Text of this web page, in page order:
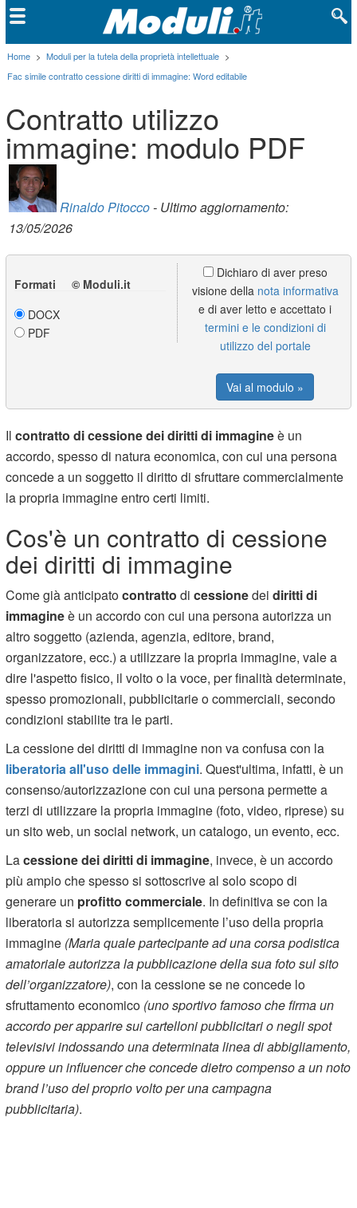
Home > Moduli per la tutela della proprietà intellettuale >
Fac simile contratto cessione diritti di immagine: Word editabile
Contratto utilizzo
immagine: modulo PDF
Rinaldo Pitocco- Ultimo aggiornamento:
13/05/2026
Formati © Moduli.it
DOCX
PDF
Dichiaro di aver preso
visione della nota informativa
e di aver letto e accettato i
termini e le condizioni di
utilizzo del portale
Vai al modulo »
Ilcontratto di cessione dei diritti di immagineè un
accordo, spesso di natura economica, con cui una persona
concede a un soggetto il diritto di sfruttare commercialmente
la propria immagine entro certi limiti.
Cos'è un contratto di cessione
dei diritti di immagine
Come già anticipatocontratto dicessionedeidiritti di
immagineè un accordo con cui una persona autorizza un
altro soggetto (azienda, agenzia, editore, brand,
organizzatore, ecc.) a utilizzare la propria immagine, vale a
dire l'aspetto fisico, il volto o la voce, per finalità determinate,
spesso promozionali, pubblicitarie o commerciali, secondo
condizioni stabilite tra le parti.
La cessione dei diritti di immagine non va confusa con la
liberatoria all'uso delle immagini. Quest'ultima, infatti, è un
consenso/autorizzazione con cui una persona permette a
terzi di utilizzare la propria immagine (foto, video, riprese) su
un sito web, un social network, un catalogo, un evento, ecc.
Lacessione dei diritti di immagine, invece, è un accordo
più ampio che spesso si sottoscrive al solo scopo di
generare un profitto commerciale. In definitiva se con la
liberatoria si autorizza semplicemente l’uso della propria
immagine (Maria quale partecipante ad una corsa podistica
amatoriale autorizza la pubblicazione della sua foto sul sito
dell’organizzatore), con la cessione se ne concede lo
sfruttamento economico (uno sportivo famoso che firma un
accordo per apparire sui cartelloni pubblicitari o negli spot
televisivi indossando una determinata linea di abbigliamento,
oppure un influencer che concede dietro compenso a un noto
brand l’uso del proprio volto per una campagna
pubblicitaria).